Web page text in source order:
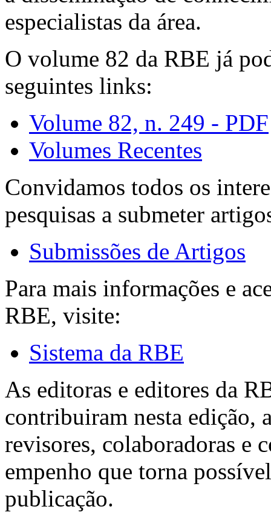
especialistas da área.
O volume 82 da RBE já
seguintes links:
Volume 82, n. 249 - PDF
Volumes Recentes
Convidamos todos os
pesquisas a submeter
Submissões de Artigos
Para mais informações e
RBE, visite:
Sistema da RBE
As editoras e editores da
contribuiram nesta edição,
revisores, colaboradoras e
empenho que torna
publicação.